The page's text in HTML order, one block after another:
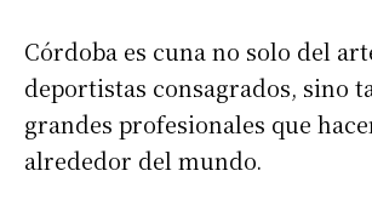
Córdoba es cuna no solo del
deportistas consagrados, sino
grandes profesionales que
alrededor del mundo.